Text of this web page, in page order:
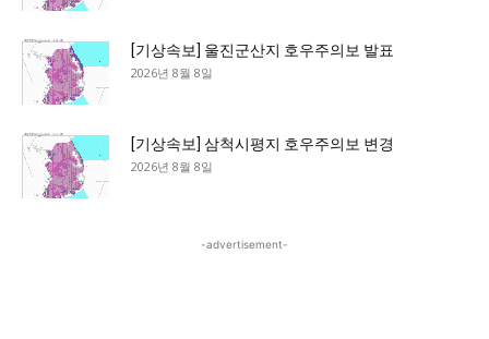
[기상속보] 울진군산지 호우주의보 발표
2026년 8월 8일
[기상속보] 삼척시평지 호우주의보 변경
2026년 8월 8일
-advertisement-